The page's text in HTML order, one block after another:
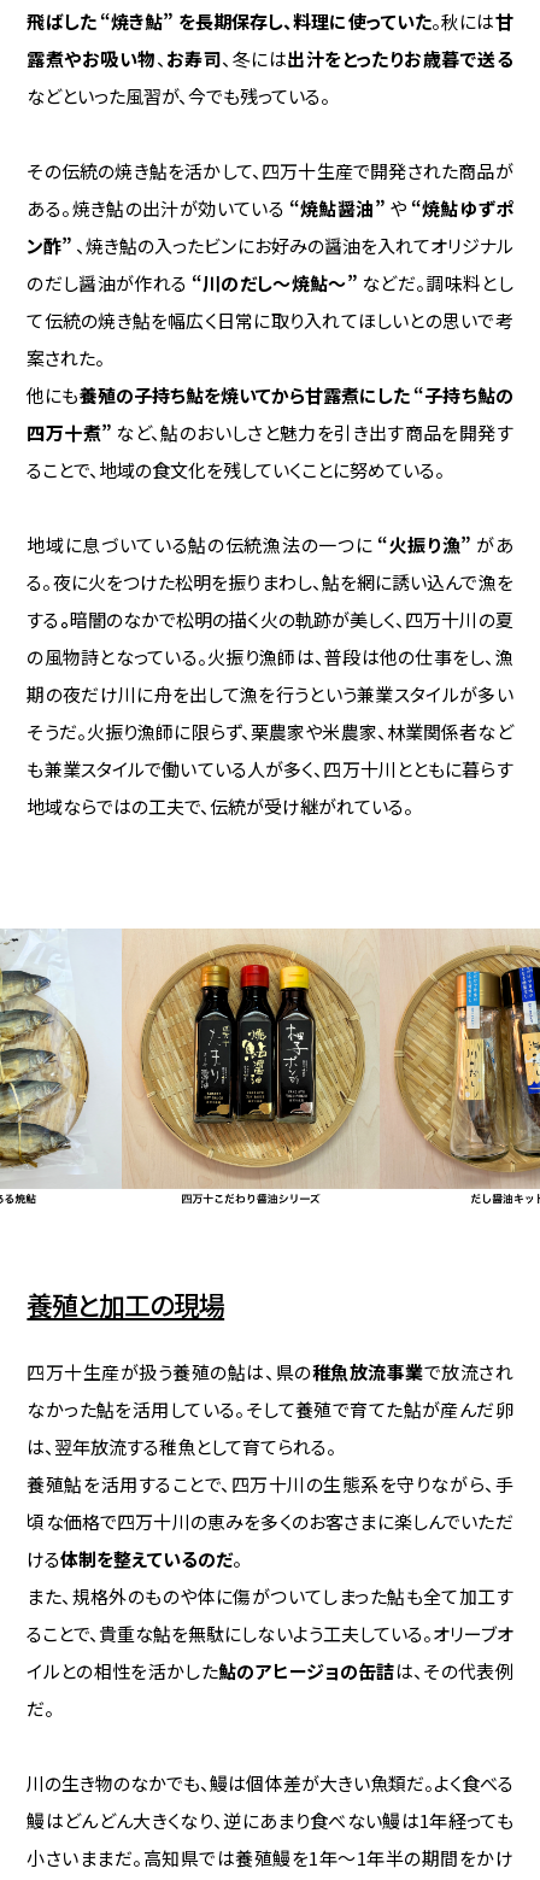
飛ばした “焼き鮎” を長期保存し、料理に使っていた。秋には甘
露煮やお吸い物、 お寿司、冬には出汁をとったりお歳暮で送る
などといった風習が、今でも残っている。
その伝統の焼き鮎を活かして、四万十生産で開発された商品が
ある。焼き鮎の出汁が効いている “焼鮎醤油” や “焼鮎ゆずポ
ン酢” 、焼き鮎の入ったビンにお好みの醤油を入れてオリジナル
のだし醤油が作れる “川のだし〜焼鮎～” などだ。調味料とし
て伝統の焼き鮎を幅広く日常に取り入れてほしいとの思いで考
案された。
他にも養殖の子持ち鮎を焼いてから甘露煮にした “子持ち鮎の
四万十煮” など、鮎のおいしさと魅力を引き出す商品を開発す
ることで、地域の食文化を残していくことに努めている。
地域に息づいている鮎の伝統漁法の一つに “火振り漁” があ
る。夜に火をつけた松明を振りまわし、鮎を網に誘い込んで漁を
する。暗闇のなかで松明の描く火の軌跡が美しく、四万十川の夏
の風物詩となっている。火振り漁師は、普段は他の仕事をし、漁
期の夜だけ川に舟を出して漁を行うという兼業スタイルが多い
そうだ。火振り漁師に限らず、栗農家や米農家、林業関係者など
も兼業スタイルで働いている人が多く、四万十川とともに暮らす
地域ならではの工夫で、伝統が受け継がれている。
養殖と加工の現場
四万十生産が扱う養殖の鮎は、県の稚魚放流事業で放流され
なかった鮎を活用している。そして養殖で育てた鮎が産んだ卵
は、翌年放流する稚魚として育てられる。
養殖鮎を活用することで、四万十川の生態系を守りながら、手
頃な価格で四万十川の恵みを多くのお客さまに楽しんでいただ
ける体制を整えているのだ。
また、規格外のものや体に傷がついてしまった鮎も全て加工す
ることで、貴重な鮎を無駄にしないよう工夫している。オリーブオ
イルとの相性を活かした鮎のアヒージョの缶詰は、その代表例
だ。
川の生き物のなかでも、鰻は個体差が大きい魚類だ。よく食べる
鰻はどんどん大きくなり、逆にあまり食べない鰻は1年経っても
小さいままだ。高知県では養殖鰻を1年〜1年半の期間をかけ